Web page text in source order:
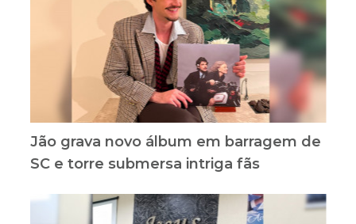
Jão grava novo álbum em barragem de
SC e torre submersa intriga fãs